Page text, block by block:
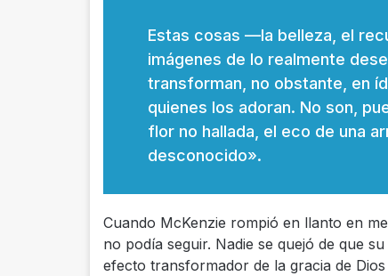
Estas cosas —la belleza, el
imágenes de lo realmente
transforman, no obstante, en
quienes los adoran. No son,
flor no hallada, el eco de una
desconocido».
Cuando McKenzie rompió en llanto en
no podía seguir. Nadie se quejó de que
efecto transformador de la gracia de